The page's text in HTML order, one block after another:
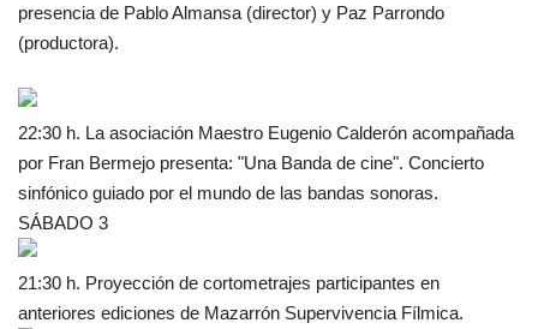
presencia de Pablo Almansa (director) y Paz Parrondo
(productora).
22:30 h. La asociación Maestro Eugenio Calderón acompañada
por Fran Bermejo presenta: "Una Banda de cine". Concierto
sinfónico guiado por el mundo de las bandas sonoras.
SÁBADO 3
21:30 h. Proyección de cortometrajes participantes en
anteriores ediciones de Mazarrón Supervivencia Fílmica.